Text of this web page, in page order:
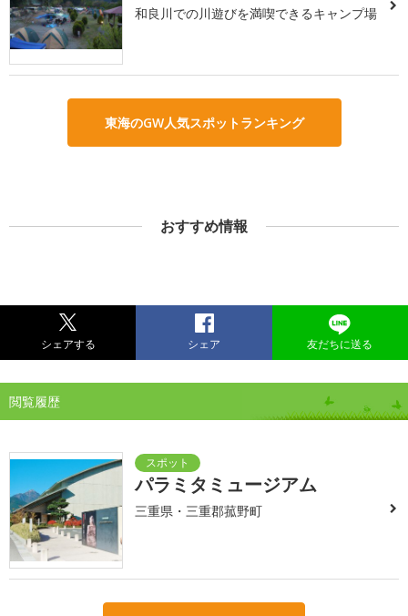
和良川での川遊びを満喫できるキャンプ場
東海のGW人気スポットランキング
おすすめ情報
シェアする シェア 友だちに送る
閲覧履歴
パラミタミュージアム
三重県・三重郡菰野町